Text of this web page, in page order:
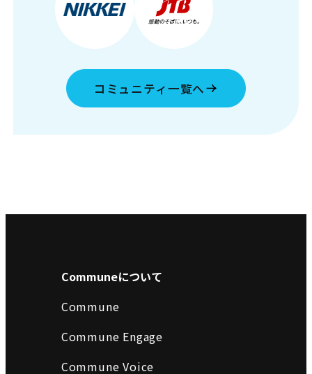
コミュニティ一覧へ
Communeについて
Commune
Commune Engage
Commune Voice